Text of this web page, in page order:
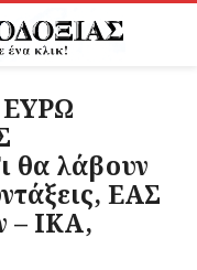
ΕΥΡΩ
θα λάβουν
ΕΑΣ
– ΙΚΑ,